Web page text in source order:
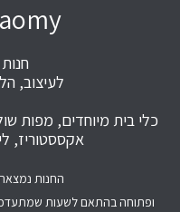
לעיצוב,
כלי בית מיוחדים, מפות
אקססטוריז,
החנות נמצאת